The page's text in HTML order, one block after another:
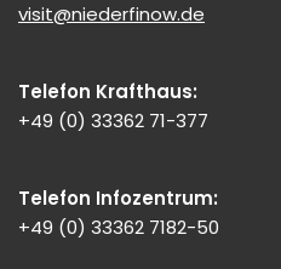
visit@niederfinow.de
Telefon Krafthaus:
+49 (0) 33362 71-377
Telefon Infozentrum:
+49 (0) 33362 7182-50